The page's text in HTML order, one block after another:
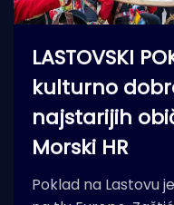
LASTOVSKI
kulturno
najstarijih
Morski HR
Poklad na Lastovu